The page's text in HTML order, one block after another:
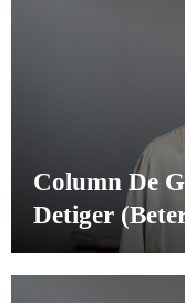
Column De
Detiger